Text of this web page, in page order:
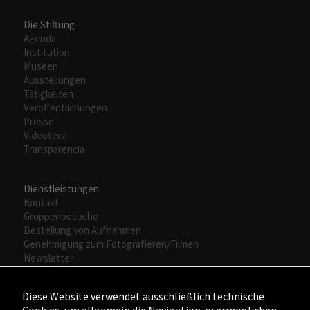
Die Stiftung
Agenda
Institution
Museen
Ausstellungen
Tätigkeiten
Veröffentlichungen
Presse
Videoteca
Transparencia
Dienstleistungen
Kontakt
Gruppenbesuche
Bestellung von Aufnahmen
Genehmigung zum Fotografieren/Filmen
Newsletter
Diese Website verwendet ausschließlich technische
funcione lo